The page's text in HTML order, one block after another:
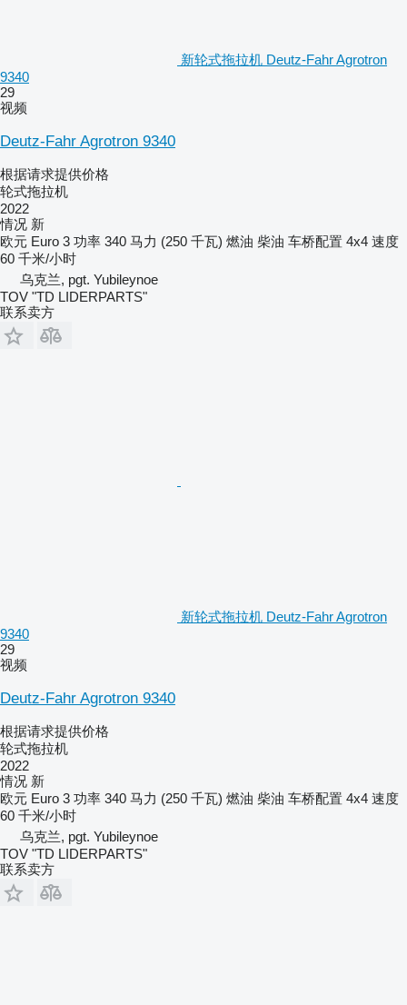
新轮式拖拉机 Deutz-Fahr Agrotron
9340
29
视频
Deutz-Fahr Agrotron 9340
根据请求提供价格
轮式拖拉机
2022
情况 新
欧元 Euro 3 功率 340 马力 (250 千瓦) 燃油 柴油 车桥配置 4x4 速度
60 千米/小时
乌克兰, pgt. Yubileynoe
TOV "TD LIDERPARTS"
联系卖方
新轮式拖拉机 Deutz-Fahr Agrotron
9340
29
视频
Deutz-Fahr Agrotron 9340
根据请求提供价格
轮式拖拉机
2022
情况 新
欧元 Euro 3 功率 340 马力 (250 千瓦) 燃油 柴油 车桥配置 4x4 速度
60 千米/小时
乌克兰, pgt. Yubileynoe
TOV "TD LIDERPARTS"
联系卖方